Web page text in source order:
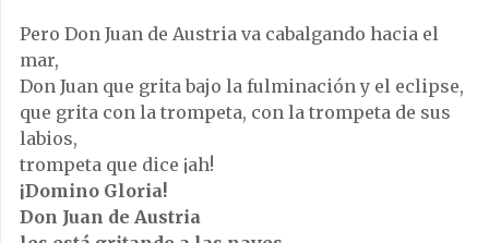
Pero Don Juan de Austria va cabalgando hacia el
mar,
Don Juan que grita bajo la fulminación y el eclipse,
que grita con la trompeta, con la trompeta de sus
labios,
trompeta que dice ¡ah!
¡Domino Gloria!
Don Juan de Austria